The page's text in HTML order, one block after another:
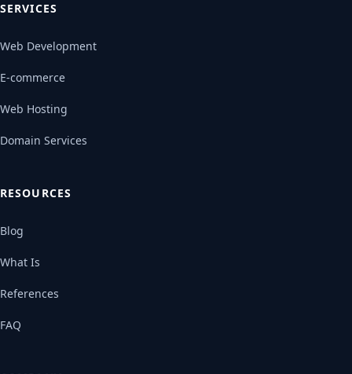
SERVICES
Web Development
E-commerce
Web Hosting
Domain Services
RESOURCES
Blog
What Is
References
FAQ